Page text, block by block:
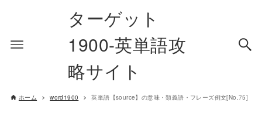
ターゲット
1900-英単語攻
略サイト
ホーム word1900 英単語【source】の意味・類義語・フレーズ例文[No.75]